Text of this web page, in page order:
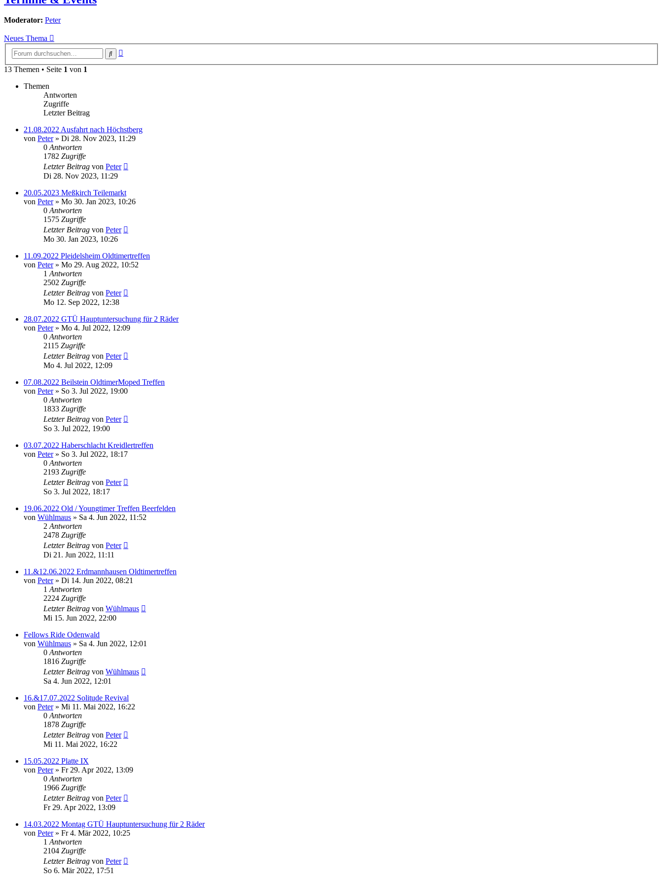
Moderator: Peter
Neues Thema
Suche
13 Themen • Seite 1 von 1
Themen
Antworten
Zugriffe
Letzter Beitrag
21.08.2022 Ausfahrt nach Höchstberg
von Peter» Di 28. Nov 2023, 11:29
0 Antworten
1782 Zugriffe
Letzter Beitrag von Peter
Di 28. Nov 2023, 11:29
20.05.2023 Meßkirch Teilemarkt
von Peter» Mo 30. Jan 2023, 10:26
0 Antworten
1575 Zugriffe
Letzter Beitrag von Peter
Mo 30. Jan 2023, 10:26
11.09.2022 Pleidelsheim Oldtimertreffen
von Peter» Mo 29. Aug 2022, 10:52
1 Antworten
2502 Zugriffe
Letzter Beitrag von Peter
Mo 12. Sep 2022, 12:38
28.07.2022 GTÜ Hauptuntersuchung für 2 Räder
von Peter» Mo 4. Jul 2022, 12:09
0 Antworten
2115 Zugriffe
Letzter Beitrag von Peter
Mo 4. Jul 2022, 12:09
07.08.2022 Beilstein OldtimerMoped Treffen
von Peter» So 3. Jul 2022, 19:00
0 Antworten
1833 Zugriffe
Letzter Beitrag von Peter
So 3. Jul 2022, 19:00
03.07.2022 Haberschlacht Kreidlertreffen
von Peter» So 3. Jul 2022, 18:17
0 Antworten
2193 Zugriffe
Letzter Beitrag von Peter
So 3. Jul 2022, 18:17
19.06.2022 Old / Youngtimer Treffen Beerfelden
von Wühlmaus » Sa 4. Jun 2022, 11:52
2 Antworten
2478 Zugriffe
Letzter Beitrag von Peter
Di 21. Jun 2022, 11:11
11.&12.06.2022 Erdmannhausen Oldtimertreffen
von Peter» Di 14. Jun 2022, 08:21
1 Antworten
2224 Zugriffe
Letzter Beitrag von Wühlmaus
Mi 15. Jun 2022, 22:00
Fellows Ride Odenwald
von Wühlmaus » Sa 4. Jun 2022, 12:01
0 Antworten
1816 Zugriffe
Letzter Beitrag von Wühlmaus
Sa 4. Jun 2022, 12:01
16.&17.07.2022 Solitude Revival
von Peter» Mi 11. Mai 2022, 16:22
0 Antworten
1878 Zugriffe
Letzter Beitrag von Peter
Mi 11. Mai 2022, 16:22
15.05.2022 Platte IX
von Peter» Fr 29. Apr 2022, 13:09
0 Antworten
1966 Zugriffe
Letzter Beitrag von Peter
Fr 29. Apr 2022, 13:09
14.03.2022 Montag GTÜ Hauptuntersuchung für 2 Räder
von Peter» Fr 4. Mär 2022, 10:25
1 Antworten
2104 Zugriffe
Letzter Beitrag von Peter
So 6. Mär 2022, 17:51